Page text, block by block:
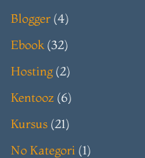
Blogger (4)
Ebook (32)
Hosting(2)
Kentooz (6)
Kursus (21)
No Kategori (1)